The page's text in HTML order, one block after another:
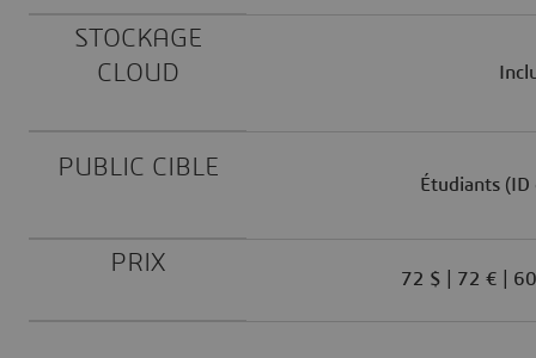
STOCKAGE
CLOUD
PUBLIC CIBLE
Étudiants
PRIX
72 $ | 72 € |